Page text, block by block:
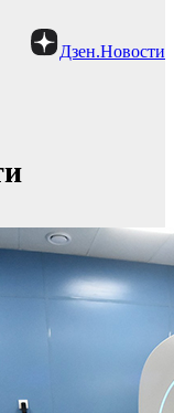
Дзен.Новости